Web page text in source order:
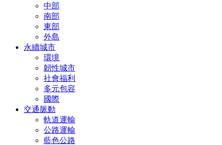
中部
南部
東部
外島
永續城市
環境
韌性城市
社會福利
多元包容
國際
交通脈動
軌道運輸
公路運輸
藍色公路